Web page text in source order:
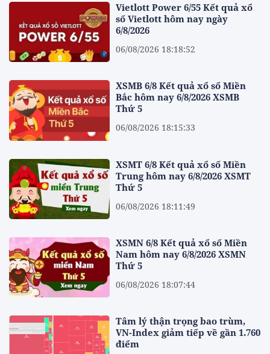
Vietlott Power 6/55 Kết quả xổ
số Vietlott hôm nay ngày
6/8/2026
06/08/2026 18:18:52
XSMB 6/8 Kết quả xổ số Miền
Bắc hôm nay 6/8/2026 XSMB
Thứ 5
06/08/2026 18:15:33
XSMT 6/8 Kết quả xổ số Miền
Trung hôm nay 6/8/2026 XSMT
Thứ 5
06/08/2026 18:11:49
XSMN 6/8 Kết quả xổ số Miền
Nam hôm nay 6/8/2026 XSMN
Thứ 5
06/08/2026 18:07:44
Tâm lý thận trọng bao trùm,
VN-Index giảm tiếp về gần 1.760
điểm